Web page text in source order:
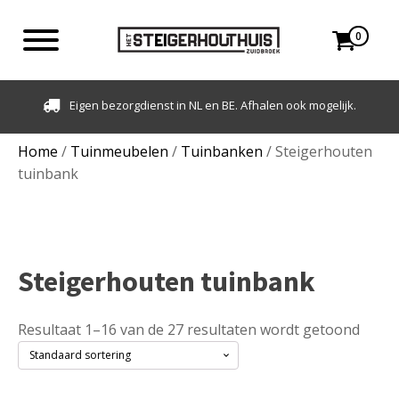
0
Klantbeoordeling: 9,3 - 500+ beoordelingen
Home / Tuinmeubelen / Tuinbanken / Steigerhouten
tuinbank
Steigerhouten tuinbank
Resultaat 1–16 van de 27 resultaten wordt getoond